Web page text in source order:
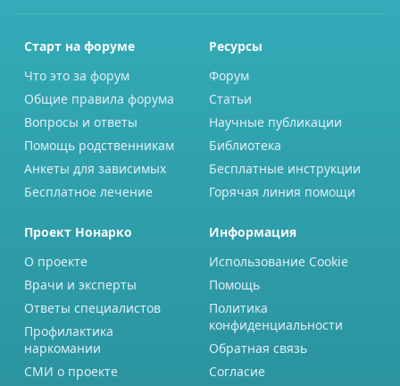
Старт на форуме
Что это за форум
Общие правила форума
Вопросы и ответы
Помощь родственникам
Анкеты для зависимых
Бесплатное лечение
Ресурсы
Форум
Статьи
Научные публикации
Библиотека
Бесплатные инструкции
Горячая линия помощи
Проект Нонарко
О проекте
Врачи и эксперты
Ответы специалистов
Профилактика
наркомании
СМИ о проекте
Информация
Использование Cookie
Помощь
Политика
конфиденциальности
Обратная связь
Согласие